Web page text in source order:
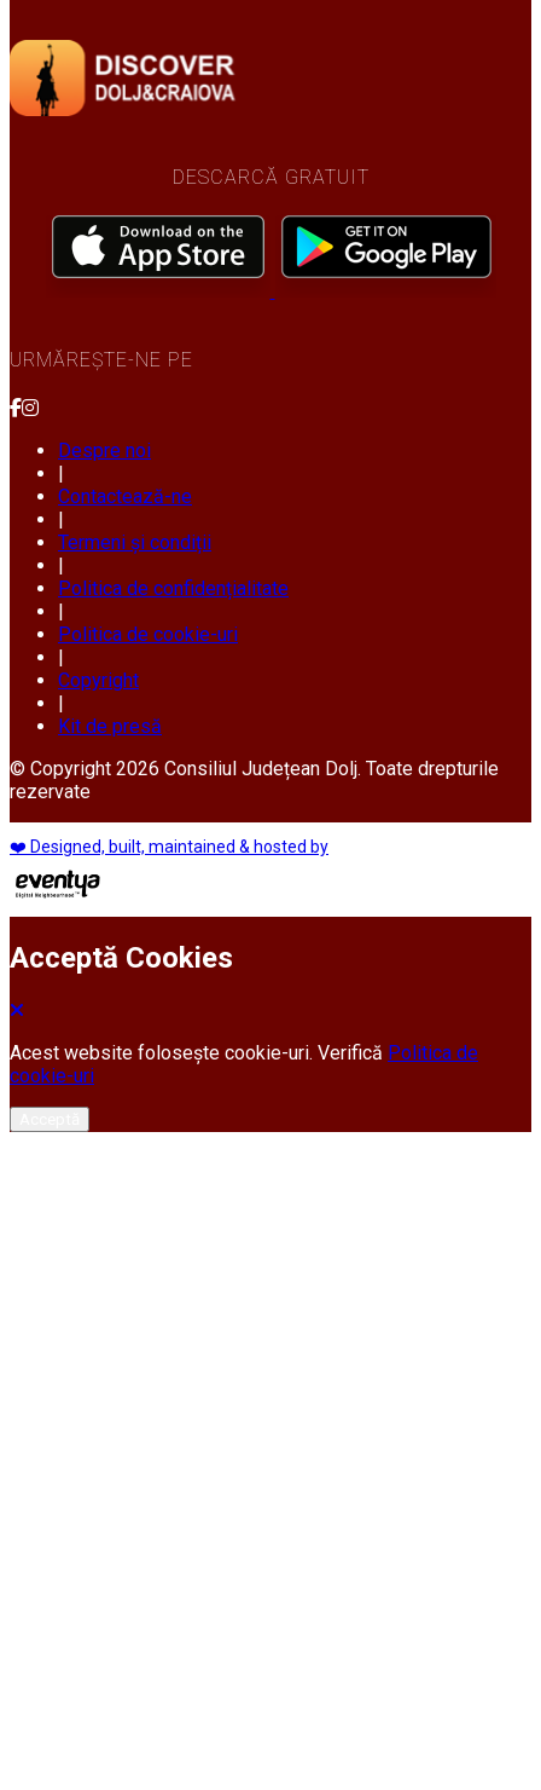
DESCARCĂ GRATUIT
URMĂREȘTE-NE PE
Despre noi
|
Contactează-ne
|
Termeni și condiții
|
Politica de confidențialitate
|
Politica de cookie-uri
|
Copyright
|
Kit de presă
© Copyright 2026 Consiliul Județean Dolj. Toate drepturile
rezervate
❤️ Designed, built, maintained & hosted by
Acceptă Cookies
Acest website folosește cookie-uri. Verifică Politica de
cookie-uri